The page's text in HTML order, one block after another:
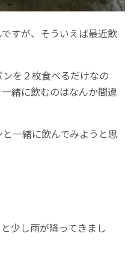
すが、そういえば最近飲
を２枚食べるだけなの
緒に飲むのはなんか間違
一緒に飲んでみようと思
少し雨が降ってきまし